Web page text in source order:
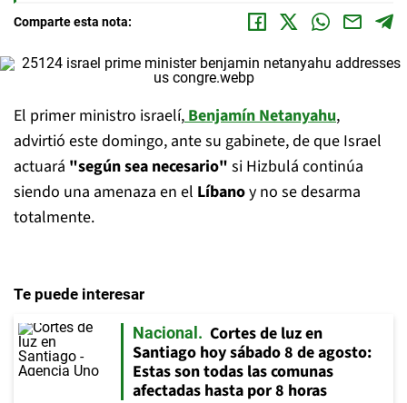
Comparte esta nota:
El primer ministro israelí,Benjamín Netanyahu,
advirtió este domingo, ante su gabinete, de que Israel
actuará "según sea necesario" si Hizbulá continúa
siendo una amenaza en el Líbanoy no se desarma
totalmente.
Te puede interesar
Nacional
Cortes de luz en
Santiago hoy sábado 8 de agosto:
Estas son todas las comunas
afectadas hasta por 8 horas